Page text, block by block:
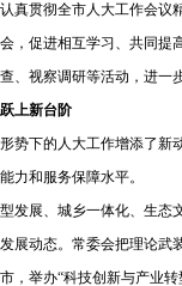
认真贯彻全市人大工作会议
，促进相互学习、共同
、视察调研等活动，进
上新台阶
势下的人大工作增添了新
力和服务保障水平。
发展、城乡一体化、生态
展动态。常委会把理论
，举办“科技创新与产业